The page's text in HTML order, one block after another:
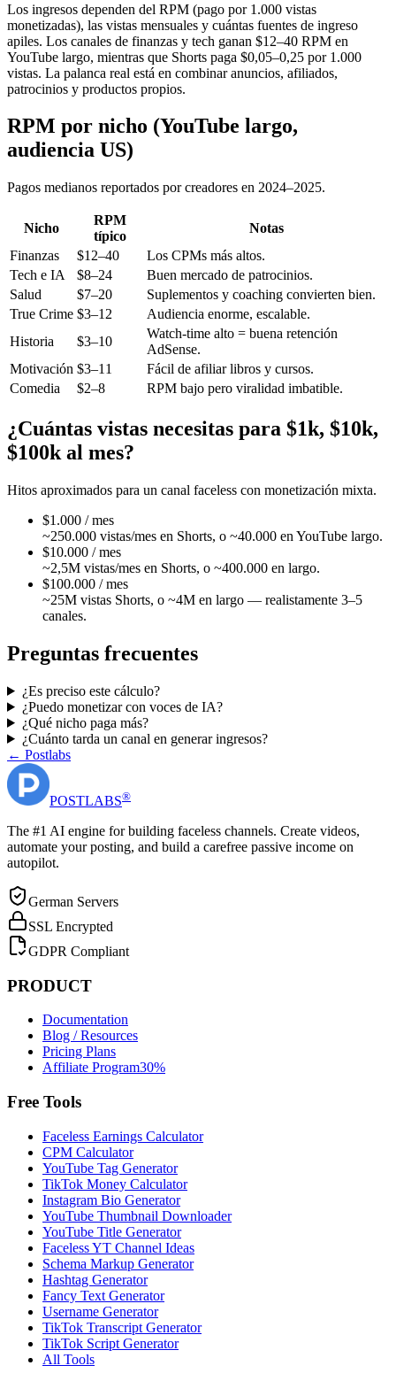
Los ingresos dependen del RPM (pago por 1.000 vistas
monetizadas), las vistas mensuales y cuántas fuentes de ingreso
apiles. Los canales de finanzas y tech ganan $12–40 RPM en
YouTube largo, mientras que Shorts paga $0,05–0,25 por 1.000
vistas. La palanca real está en combinar anuncios, afiliados,
patrocinios y productos propios.
RPM por nicho (YouTube largo,
audiencia US)
Pagos medianos reportados por creadores en 2024–2025.
Nicho
RPM
típico
Notas
Finanzas
$12–40
Los CPMs más altos.
Tech e IA
$8–24
Buen mercado de patrocinios.
Salud
$7–20
Suplementos y coaching convierten bien.
True Crime $3–12
Audiencia enorme, escalable.
Historia
$3–10
Watch-time alto = buena retención
AdSense.
Motivación $3–11
Fácil de afiliar libros y cursos.
Comedia
$2–8 RPM bajo pero viralidad imbatible.
¿Cuántas vistas necesitas para $1k, $10k,
$100k al mes?
Hitos aproximados para un canal faceless con monetización mixta.
$1.000 / mes
~250.000 vistas/mes en Shorts, o ~40.000 en YouTube largo.
$10.000 / mes
~2,5M vistas/mes en Shorts, o ~400.000 en largo.
$100.000 / mes
~25M vistas Shorts, o ~4M en largo — realistamente 3–5
canales.
Preguntas frecuentes
¿Es preciso este cálculo?
¿Puedo monetizar con voces de IA?
¿Qué nicho paga más?
¿Cuánto tarda un canal en generar ingresos?
← Postlabs
POSTLABS®
The #1 AI engine for building faceless channels. Create videos,
automate your posting, and build a carefree passive income on
autopilot.
German Servers
SSL Encrypted
GDPR Compliant
PRODUCT
Documentation
Blog / Resources
Pricing Plans
Affiliate Program30%
Free Tools
Faceless Earnings Calculator
CPM Calculator
YouTube Tag Generator
TikTok Money Calculator
Instagram Bio Generator
YouTube Thumbnail Downloader
YouTube Title Generator
Faceless YT Channel Ideas
Schema Markup Generator
Hashtag Generator
Fancy Text Generator
Username Generator
TikTok Transcript Generator
TikTok Script Generator
All Tools